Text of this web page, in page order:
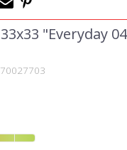
"Everyday